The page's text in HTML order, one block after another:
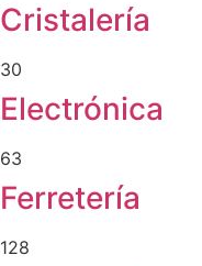
Cristalería
30
Electrónica
63
Ferretería
128